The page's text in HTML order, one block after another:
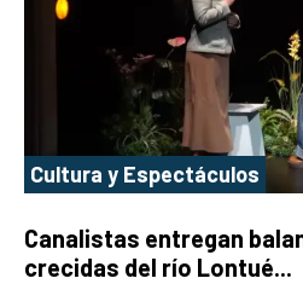
Cultura y Espectáculos
Canalistas entregan
crecidas del río Lontué...